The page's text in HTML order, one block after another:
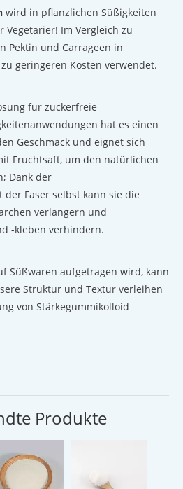
wird in pflanzlichen Süßigkeiten
Vegetarier! Im Vergleich zu
Pektin und Carrageen in
geringeren Kosten verwendet.
für zuckerfreie
hat es einen
Geschmack und eignet sich
Fruchtsaft, um den natürlichen
Dank der
Faser selbst kann sie die
verlängern und
-kleben verhindern.
Süßwaren aufgetragen wird, kann
Struktur und Textur verleihen
von Stärkegummikolloid
Produkte